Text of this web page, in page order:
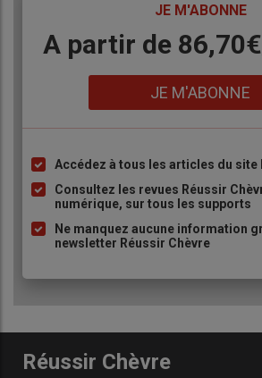
JE M'ABONNE
Body
A partir de
JE M'ABONNE
Liste
à
puce
Accédez à tous les articles du site
Consultez les revues Réussir
numérique, sur tous les supports
Ne manquez aucune information
newsletter Réussir Chèvre
Réussir Chèvre